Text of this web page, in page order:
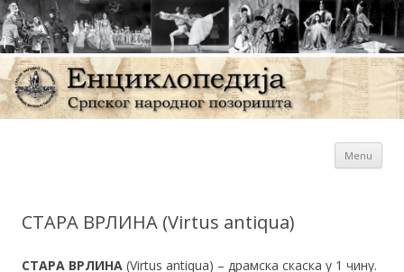
Енциклопедија СрпскогMenu
СТАРА ВРЛИНА (Virtus antiqua)
СТАРА ВРЛИНА (Virtus antiqua) – драмска скаска у 1 чину.